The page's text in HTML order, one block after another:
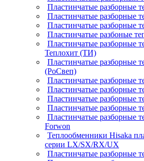
Пластинчатые разборные
Пластинчатые разборные
Пластинчатые разборные
Пластинчатые разбоные
Пластинчатые разборные
Теплохит (ТИ)
Пластинчатые разборные
(РоСвеп)
Пластинчатые разборные
Пластинчатые разборные
Пластинчатые разборные
Пластинчатые разборные
Пластинчатые разборные
Forwon
Теплообменники Hisaka
серии LX/SX/RX/UX
Пластинчатые разборные